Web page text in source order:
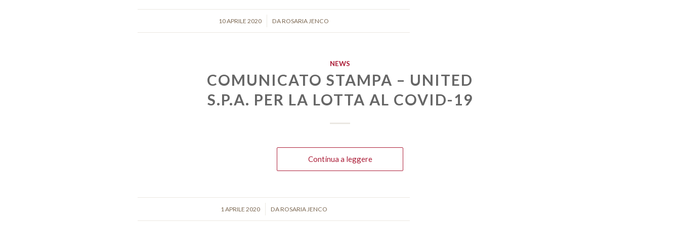
10 APRILE 2020
/ DAROSARIA JENCO
NEWS
COMUNICATO STAMPA – UNITED
S.P.A. PER LA LOTTA AL COVID-19
Continua a leggere
1 APRILE 2020
/ DAROSARIA JENCO